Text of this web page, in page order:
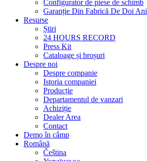
Configurator de piese de schimb
Garanție Din Fabrică De Doi Ani
Resurse
Știri
24 HOURS RECORD
Press Kit
Cataloage și broșuri
Despre noi
Despre companie
Istoria companiei
Producție
Departamentul de vanzari
Achiziție
Dealer Area
Contact
Demo în câmp
Română
Čeština